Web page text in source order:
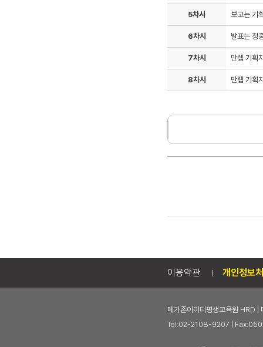
5차시 보고는 기
6차시 발표는 청
7차시 만렙 기획
8차시 만렙 기획
이용약관 개인정보
메가존아이티평생교육원 HRD
Tel:02-2108-9207 |